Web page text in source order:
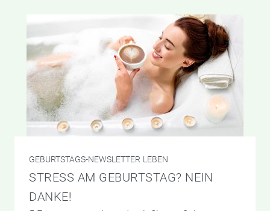
GEBURTSTAGS-NEWSLETTER LEBEN
STRESS AM GEBURTSTAG? NEIN
DANKE!